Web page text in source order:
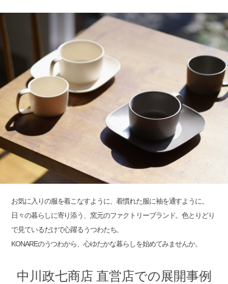
お気に入りの服を着こなすように、着慣れた服に袖を通すように。
日々の暮らしに寄り添う、窯元のファクトリーブランド。色とりどり
で見ているだけで心躍るうつわたち。
KONAREのうつわから、心ゆたかな暮らしを始めてみませんか。
中川政七商店 直営店での展開事例